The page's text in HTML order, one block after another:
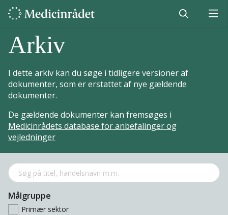
Arkiv
I dette arkiv kan du søge i tidligere versioner af
dokumenter, som er erstattet af nye gældende
dokumenter.
De gældende dokumenter kan fremsøges i
Medicinrådets database for anbefalinger og
vejledninger
Målgruppe
Primær sektor